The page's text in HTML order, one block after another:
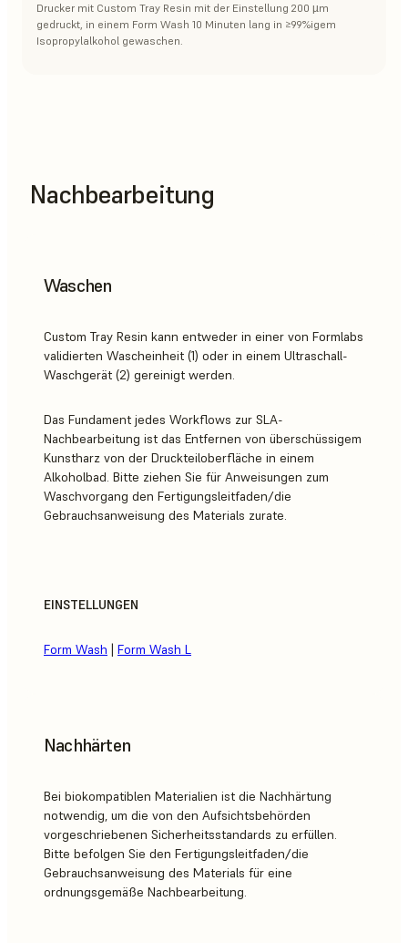
Drucker mit Custom Tray Resin mit der Einstellung 200 µm
gedruckt, in einem Form Wash 10 Minuten lang in ≥99%igem
Isopropylalkohol gewaschen.
Nachbearbeitung
Waschen
Custom Tray Resin kann entweder in einer von Formlabs
validierten Wascheinheit (1) oder in einem Ultraschall-
Waschgerät (2) gereinigt werden.
Das Fundament jedes Workflows zur SLA-
Nachbearbeitung ist das Entfernen von überschüssigem
Kunstharz von der Druckteiloberfläche in einem
Alkoholbad. Bitte ziehen Sie für Anweisungen zum
Waschvorgang den Fertigungsleitfaden/die
Gebrauchsanweisung des Materials zurate.
EINSTELLUNGEN
Form Wash | Form Wash L
Nachhärten
Bei biokompatiblen Materialien ist die Nachhärtung
notwendig, um die von den Aufsichtsbehörden
vorgeschriebenen Sicherheitsstandards zu erfüllen.
Bitte befolgen Sie den Fertigungsleitfaden/die
Gebrauchsanweisung des Materials für eine
ordnungsgemäße Nachbearbeitung.